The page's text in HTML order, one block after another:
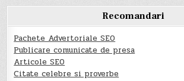
Recomandari
Pachete Advertoriale SEO
Publicare comunicate de presa
Articole SEO
Citate celebre si proverbe